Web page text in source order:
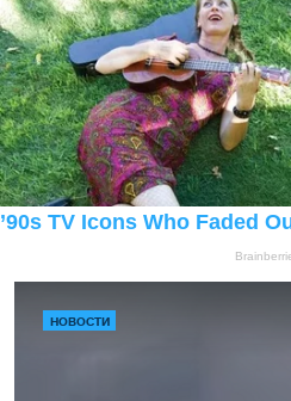
НОВОСТИ